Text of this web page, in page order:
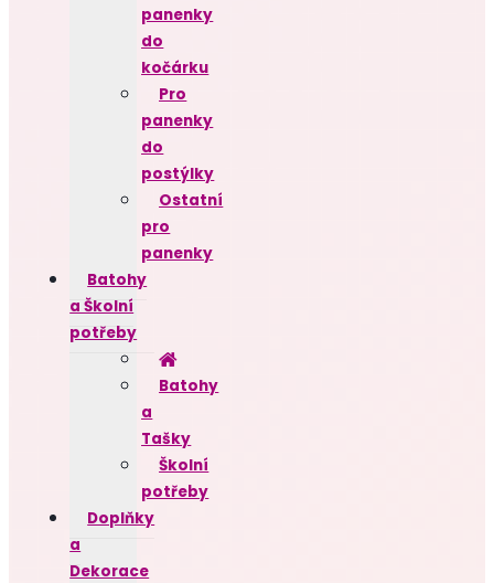
panenky
do
kočárku
Pro
panenky
do
postýlky
Ostatní
pro
panenky
Batohy
a Školní
potřeby
Batohy
a
Tašky
Školní
potřeby
Doplňky
a
Dekorace